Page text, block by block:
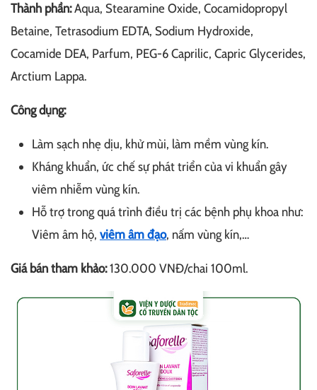
Thành phần:Aqua, Stearamine Oxide, Cocamidopropyl
Betaine, Tetrasodium EDTA, Sodium Hydroxide,
Cocamide DEA, Parfum, PEG-6 Caprilic, Capric Glycerides,
Arctium Lappa.
Công dụng:
Làm sạch nhẹ dịu, khử mùi, làm mềm vùng kín.
Kháng khuẩn, ức chế sự phát triển của vi khuẩn gây
viêm nhiễm vùng kín.
Hỗ trợ trong quá trình điều trị các bệnh phụ khoa như:
Viêm âm hộ, viêm âm đạo, nấm vùng kín,…
Giá bán tham khảo:130.000 VNĐ/chai 100ml.